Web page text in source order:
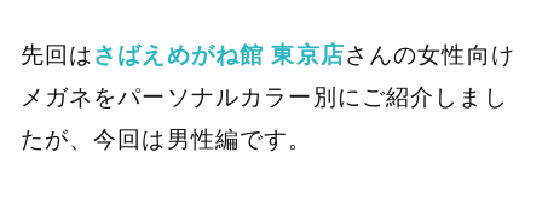
先回はさばえめがね館 東京店さんの女性向け
メガネをパーソナルカラー別にご紹介しまし
たが、今回は男性編です。